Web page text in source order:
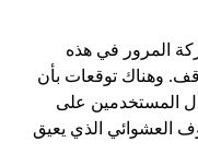
المرور في هذه
وهناك توقعات بأن
المستخدمين على
العشوائي الذي يعيق